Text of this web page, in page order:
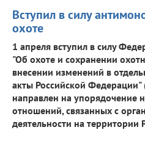
Вступил в силу
охоте
1 апреля вступил в силу
"Об охоте и сохранении
внесении изменений в
акты Российской Федерации"
направлен на упорядочение
отношений, связанных с
деятельности на